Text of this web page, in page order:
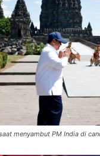
menyambut PM India di